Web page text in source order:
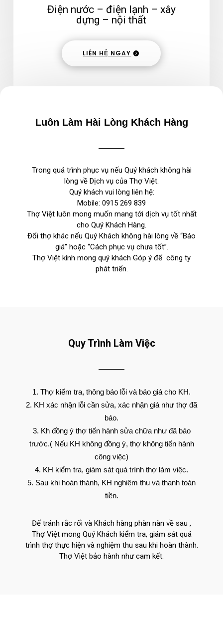
Điện nước – điện lạnh – xây
dựng – nội thất
LIÊN HỆ NGAY
Luôn Làm Hài Lòng Khách Hàng
Trong quá trình phục vụ nếu Quý khách không hài
lòng về Dịch vụ của Thợ Việt.
Quý khách vui lòng liên hệ:
Mobile: 0915 269 839
Thợ Việt luôn mong muốn mang tới dịch vụ tốt nhất
cho Quý Khách Hàng.
Đổi thợ khác nếu Quý Khách không hài lòng về “Báo
giá” hoặc “Cách phục vụ chưa tốt”.
Thợ Việt kính mong quý khách Góp ý để công ty
phát triển.
Quy Trình Làm Việc
Thợ kiểm tra, thông báo lỗi và báo giá cho KH.
KH xác nhận lỗi cần sửa, xác nhận giá như thợ đã
báo.
Kh đồng ý thợ tiến hành sửa chữa như đã báo
trước.( Nếu KH không đồng ý, thợ không tiến hành
công việc)
KH kiểm tra, giám sát quá trình thợ làm việc.
Sau khi hoàn thành, KH nghiệm thu và thanh toán
tiền.
Để tránh rắc rối và Khách hàng phàn nàn về sau ,
Thợ Việt mong Quý Khách kiểm tra, giám sát quá
trình thợ thực hiện và nghiệm thu sau khi hoàn thành.
Thợ Việt bảo hành như cam kết.